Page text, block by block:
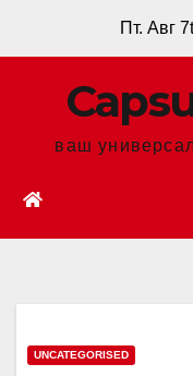
Пт. Авг
ваш
UNCATEGORISED